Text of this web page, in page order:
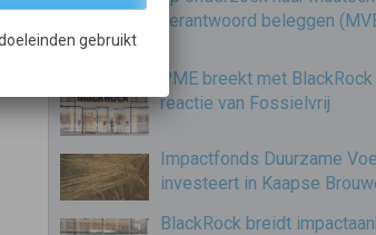
verantwoord beleggen
PME breekt met
reactie van Fossielvrij
Impactfonds Duurzame
investeert in Kaapse
BlackRock breidt
gebruikt